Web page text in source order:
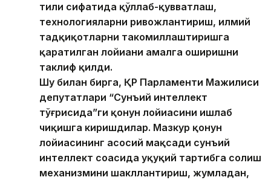
тили сифатида қўллаб-қувватлаш,
технологияларни ривожлантириш, илмий
тадқиқотларни такомиллаштиришга
қаратилган лойиҳани амалга оширишни
таклиф қилди.
Шу билан бирга, ҚР Парламенти Мажилиси
депутатлари “Сунъий интеллект
тўғрисида”ги қонун лойиҳасини ишлаб
чиқишга киришдилар. Мазкур қонун
лойиҳасининг асосий мақсади сунъий
интеллект соҳасида ҳуқуқий тартибга солиш
механизмини шакллантириш, жумладан,